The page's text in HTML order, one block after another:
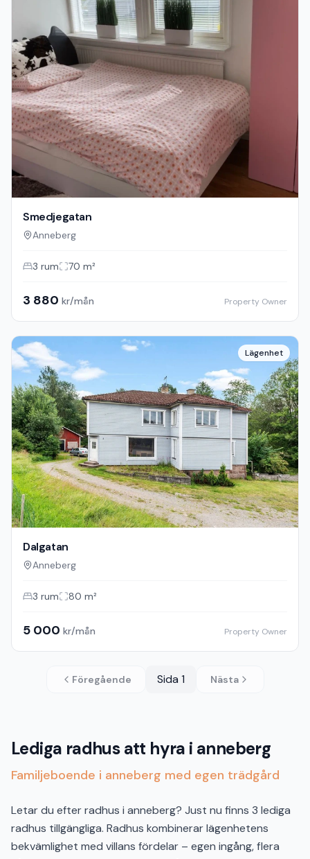
Smedjegatan
Anneberg
3 rum 70 m²
3 880 kr/mån Property Owner
Lägenhet
Dalgatan
Anneberg
3 rum 80 m²
5 000 kr/mån Property Owner
Föregående Sida 1 Nästa
Lediga radhus att hyra i anneberg
Familjeboende i anneberg med egen trädgård
Letar du efter radhus i anneberg? Just nu finns 3 lediga
radhus tillgängliga. Radhus kombinerar lägenhetens
bekvämlighet med villans fördelar – egen ingång, flera